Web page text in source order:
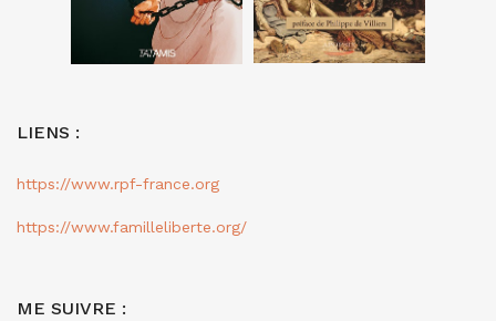
LIENS :
https://www.rpf-france.org
https://www.familleliberte.org/
ME SUIVRE :